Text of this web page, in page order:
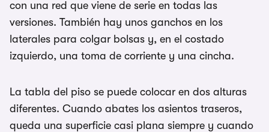
con una red que viene de serie en todas las
versiones. También hay unos ganchos en los
laterales para colgar bolsas y, en el costado
izquierdo, una toma de corriente y una cincha.
La tabla del piso se puede colocar en dos alturas
diferentes. Cuando abates los asientos traseros,
queda una superficie casi plana siempre y cuando